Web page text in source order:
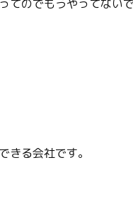
てのでもうやってない
る会社です。